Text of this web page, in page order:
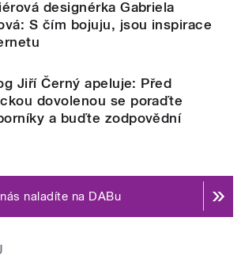
designérka Gabriela
S čím bojuju, jsou inspirace
Jiří Černý apeluje: Před
dovolenou se poraďte
a buďte zodpovědní
naladíte na DABu